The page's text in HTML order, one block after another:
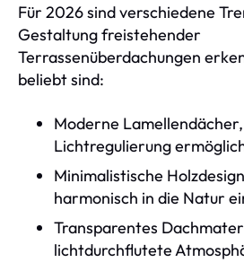
Für 2026 sind verschiedene
Gestaltung freistehender
Terrassenüberdachungen
beliebt sind:
Moderne
Lichtregulierung
Minimalistische
harmonisch in die Natur
Transparentes
lichtdurchflutete